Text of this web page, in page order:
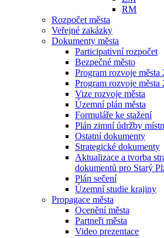
RM
Rozpočet města
Veřejné zakázky
Dokumenty města
Participativní rozpočet
Bezpečné město
Program rozvoje města
Program rozvoje města
Vize rozvoje města
Územní plán města
Formuláře ke stažení
Plán zimní údržby
Ostatní dokumenty
Strategické dokumenty
Aktualizace a tvorba
dokumentů pro Starý
Plán sečení
Územní studie krajiny
Propagace města
Ocenění města
Partneři města
Video prezentace